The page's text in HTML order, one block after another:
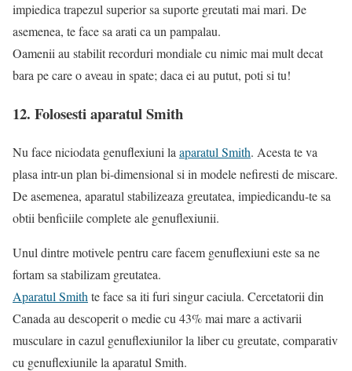
impiedica trapezul superior sa suporte greutati mai mari. De
asemenea, te face sa arati ca un pampalau.
Oamenii au stabilit recorduri mondiale cu nimic mai mult decat
bara pe care o aveau in spate; daca ei au putut, poti si tu!
12. Folosesti aparatul Smith
Nu face niciodata genuflexiuni la aparatul Smith. Acesta te va
plasa intr-un plan bi-dimensional si in modele nefiresti de miscare.
De asemenea, aparatul stabilizeaza greutatea, impiedicandu-te sa
obtii benficiile complete ale genuflexiunii.
Unul dintre motivele pentru care facem genuflexiuni este sa ne
fortam sa stabilizam greutatea.
Aparatul Smith te face sa iti furi singur caciula. Cercetatorii din
Canada au descoperit o medie cu 43% mai mare a activarii
musculare in cazul genuflexiunilor la liber cu greutate, comparativ
cu genuflexiunile la aparatul Smith.